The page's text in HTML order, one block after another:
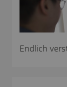
Endlich